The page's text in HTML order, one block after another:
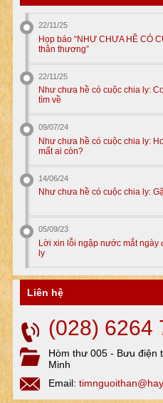
22/11/25
Họp báo “NHƯ CHƯA HỀ CÓ
thân thương”
22/11/25
Như chưa hề có cuộc chia ly:
tìm về
09/07/24
Như chưa hề có cuộc chia ly:
mất ai còn?
14/06/24
Như chưa hề có cuộc chia ly:
05/09/23
Lời xin lỗi ngập nước mắt ngày
ly
Liên hệ
(028) 6264
Hòm thư 005 - Bưu điện
Minh
Email: